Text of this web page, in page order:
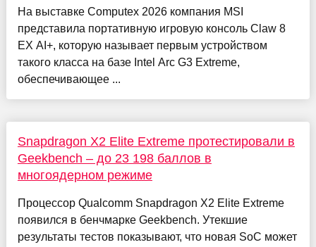
На выставке Computex 2026 компания MSI
представила портативную игровую консоль Claw 8
EX AI+, которую называет первым устройством
такого класса на базе Intel Arc G3 Extreme,
обеспечивающее ...
Snapdragon X2 Elite Extreme протестировали в
Geekbench – до 23 198 баллов в
многоядерном режиме
Процессор Qualcomm Snapdragon X2 Elite Extreme
появился в бенчмарке Geekbench. Утекшие
результаты тестов показывают, что новая SoC может